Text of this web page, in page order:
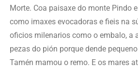
Morte. Coa paisaxe do monte Pindo
como imaxes evocadoras e fieis na
oficios milenarios como o embalo, a
pezas do pión porque dende
Tamén mamou o remo. E os mares